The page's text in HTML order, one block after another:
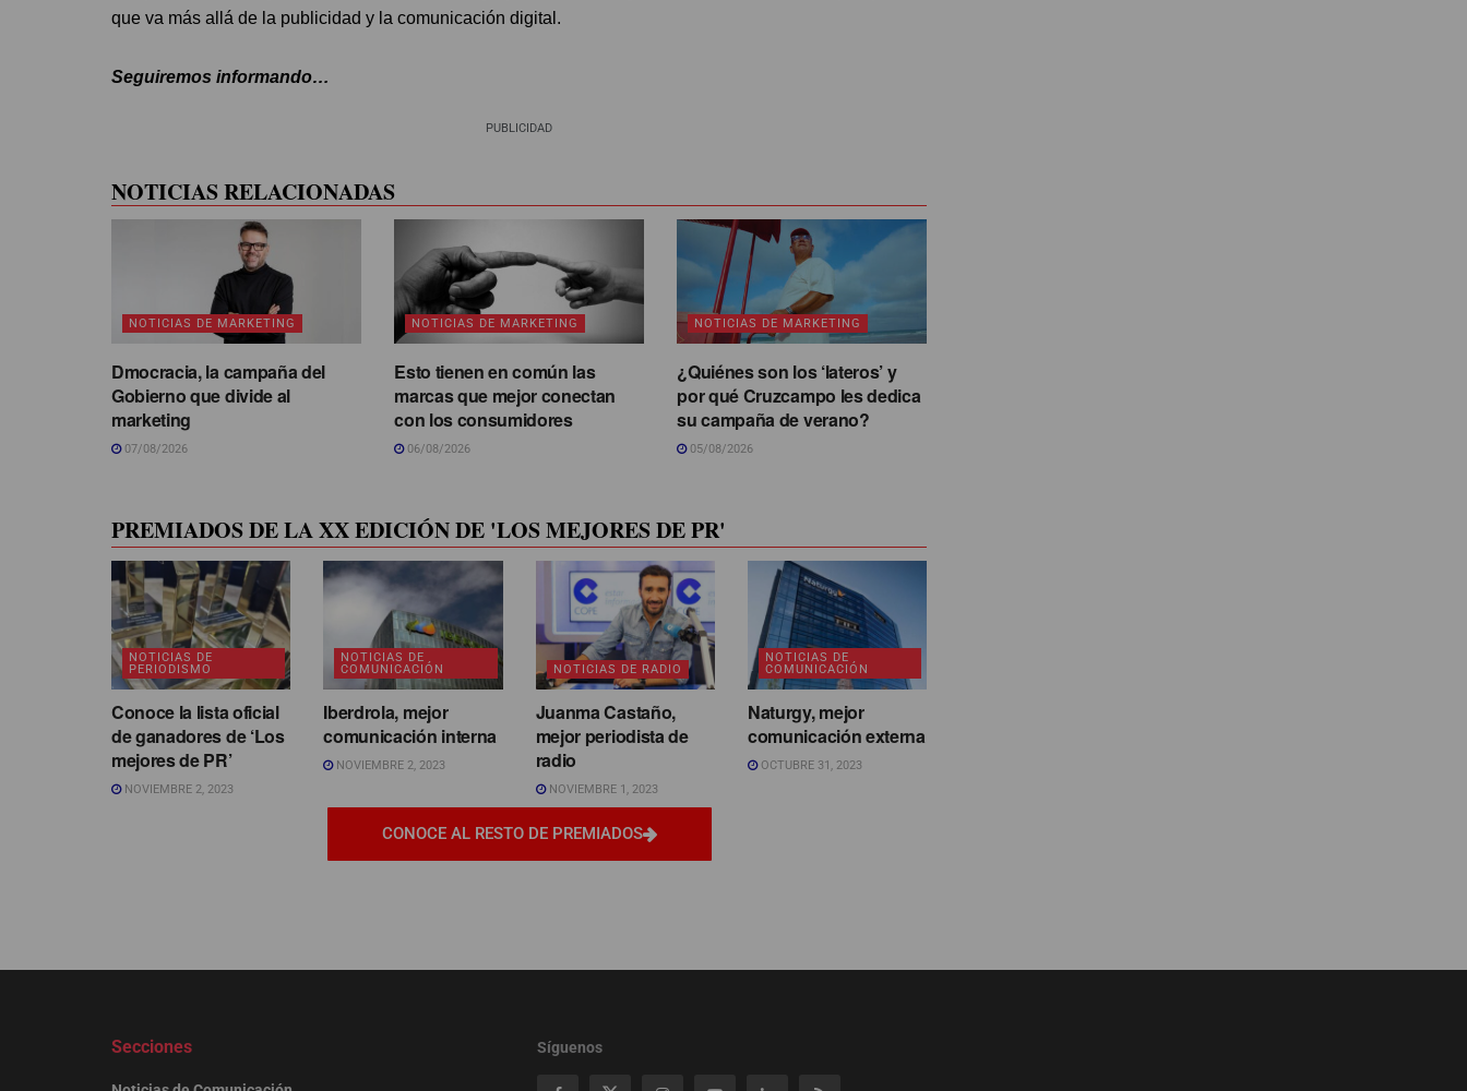
que va más allá de la publicidad y la comunicación digital.
Seguiremos informando…
PUBLICIDAD
NOTICIAS RELACIONADAS
NOTICIAS DE MARKETING
Dmocracia, la campaña del
Gobierno que divide al
marketing
07/08/2026
NOTICIAS DE MARKETING
Esto tienen en común las
marcas que mejor conectan
con los consumidores
06/08/2026
NOTICIAS DE MARKETING
¿Quiénes son los ‘lateros’ y
por qué Cruzcampo les dedica
su campaña de verano?
05/08/2026
PREMIADOS DE LA XX EDICIÓN DE 'LOS MEJORES DE PR'
NOTICIAS DE
PERIODISMO
Conoce la lista oficial
de ganadores de ‘Los
mejores de PR’
NOVIEMBRE 2, 2023
NOTICIAS DE
COMUNICACIÓN
Iberdrola, mejor
comunicación interna
NOVIEMBRE 2, 2023
NOTICIAS DE RADIO
Juanma Castaño,
mejor periodista de
radio
NOVIEMBRE 1, 2023
NOTICIAS DE
COMUNICACIÓN
Naturgy, mejor
comunicación externa
OCTUBRE 31, 2023
CONOCE AL RESTO DE PREMIADOS
Secciones Síguenos